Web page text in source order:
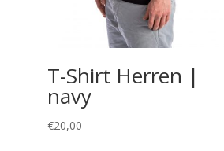
T-Shirt Herren |
navy
€20,00